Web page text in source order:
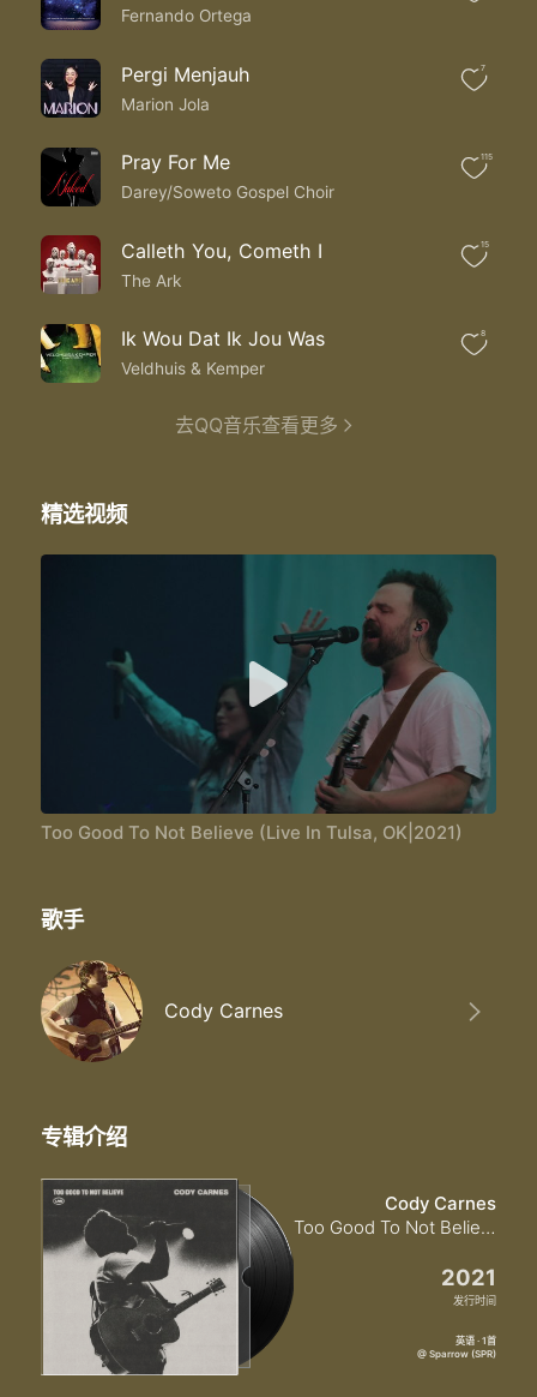
Fernando Ortega
Pergi Menjauh
Marion Jola
7
Pray For Me
Darey/Soweto Gospel Choir
115
Calleth You, Cometh I
The Ark
15
Ik Wou Dat Ik Jou Was
Veldhuis & Kemper
8
去QQ音乐查看更多
精选视频
Too Good To Not Believe (Live In Tulsa, OK|2021)
歌手
Cody Carnes
专辑介绍
Cody Carnes
Too Good To Not Believe (Live)
2021
发行时间
英语 · 1首
@ Sparrow (SPR)